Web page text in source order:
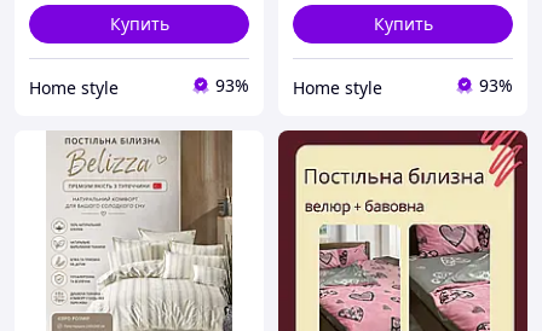
Купить
Home style 93%
Купить
Home style 93%